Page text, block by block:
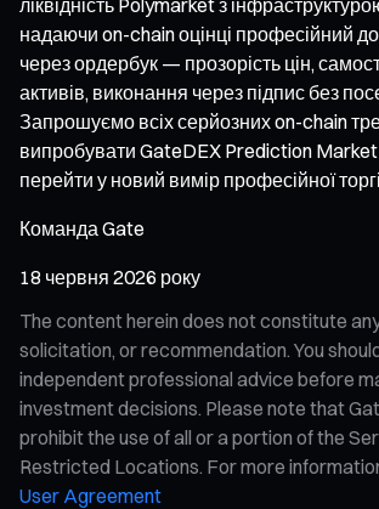
надаючи on-chain оцінці професійний
через ордербук — прозорість цін,
активів, виконання через підпис без
Запрошуємо всіх серйозних on-chain
випробувати GateDEX Prediction Market
перейти у новий вимір професійної
Команда Gate
18 червня 2026 року
The content herein does not constitute
solicitation, or recommendation. You
independent professional advice before
investment decisions. Please note that
prohibit the use of all or a portion of the
Restricted Locations. For more
User Agreement